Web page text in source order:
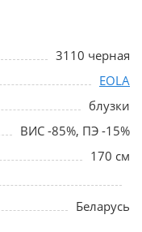
3110 черная
EOLA
блузки
ВИС -85%, ПЭ -15%
170 см
Беларусь